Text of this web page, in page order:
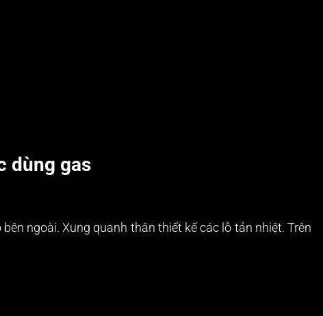
dùng gas
ngoài. Xung quanh thân thiết kế các lỗ tản nhiệt. Trên